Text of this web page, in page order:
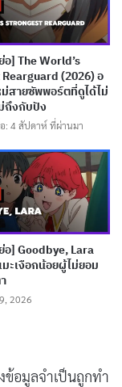
(2026) อดีตจอมมาร
งเรียน
(2026) อนิเมะเด็ก
สุด
& Stepsisters
ะซินเดอเรลล่ากลับ
อนิเมะ CGI
อ] The World’s
(2026) อ
ม่สายซัพพอร์ตที่ดูได้ไม่
ถึงกับปัง
: 4 สัปดาห์ ที่ผ่านมา
อ] Goodbye, Lara
ะเงือกน้อยผู้ไม่ยอม
2026
ข้อมูลจำเป็นถูกทำ